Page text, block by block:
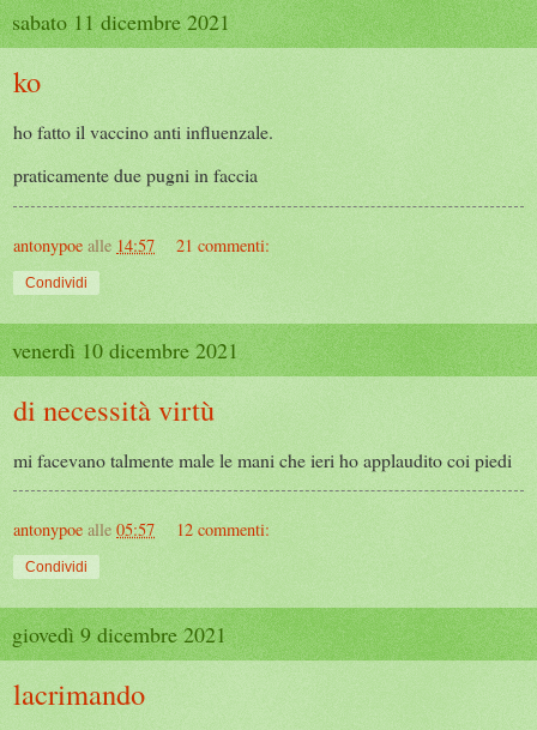
sabato 11 dicembre 2021
ko
ho fatto il vaccino anti influenzale.
praticamente due pugni in faccia
antonypoe alle 14:57 21 commenti:
Condividi
venerdì 10 dicembre 2021
di necessità virtù
mi facevano talmente male le mani che ieri ho applaudito coi piedi
antonypoe alle 05:57 12 commenti:
Condividi
giovedì 9 dicembre 2021
lacrimando